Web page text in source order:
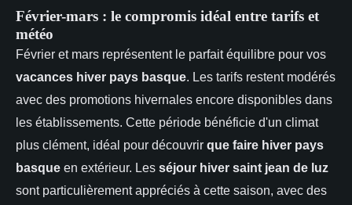
Février-mars : le compromis idéal entre tarifs et
météo
Février et mars représentent le parfait équilibre pour vos
vacances hiver pays basque. Les tarifs restent modérés
avec des promotions hivernales encore disponibles dans
les établissements. Cette période bénéficie d'un climat
plus clément, idéal pour découvrir que faire hiver pays
basque en extérieur. Les séjour hiver saint jean de luz
sont particulièrement appréciés à cette saison, avec des